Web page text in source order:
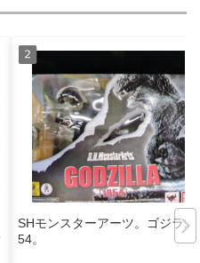
SHモンスターアーツ。ゴジラ19
54。